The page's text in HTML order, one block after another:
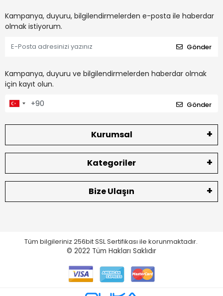
Kampanya, duyuru, bilgilendirmelerden e-posta ile haberdar
olmak istiyorum.
Gönder
Kampanya, duyuru ve bilgilendirmelerden haberdar olmak
için kayıt olun.
Gönder
Kurumsal
Kategoriler
Bize Ulaşın
Tüm bilgileriniz 256bit SSL Sertifikası ile korunmaktadır.
© 2022 Tüm Hakları Saklıdır